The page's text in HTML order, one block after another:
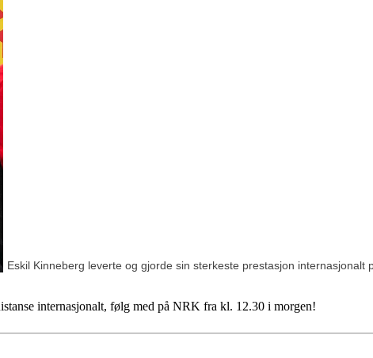
Eskil Kinneberg leverte og gjorde sin sterkeste prestasjon internasjonalt
internasjonalt, følg med på NRK fra kl. 12.30 i morgen!